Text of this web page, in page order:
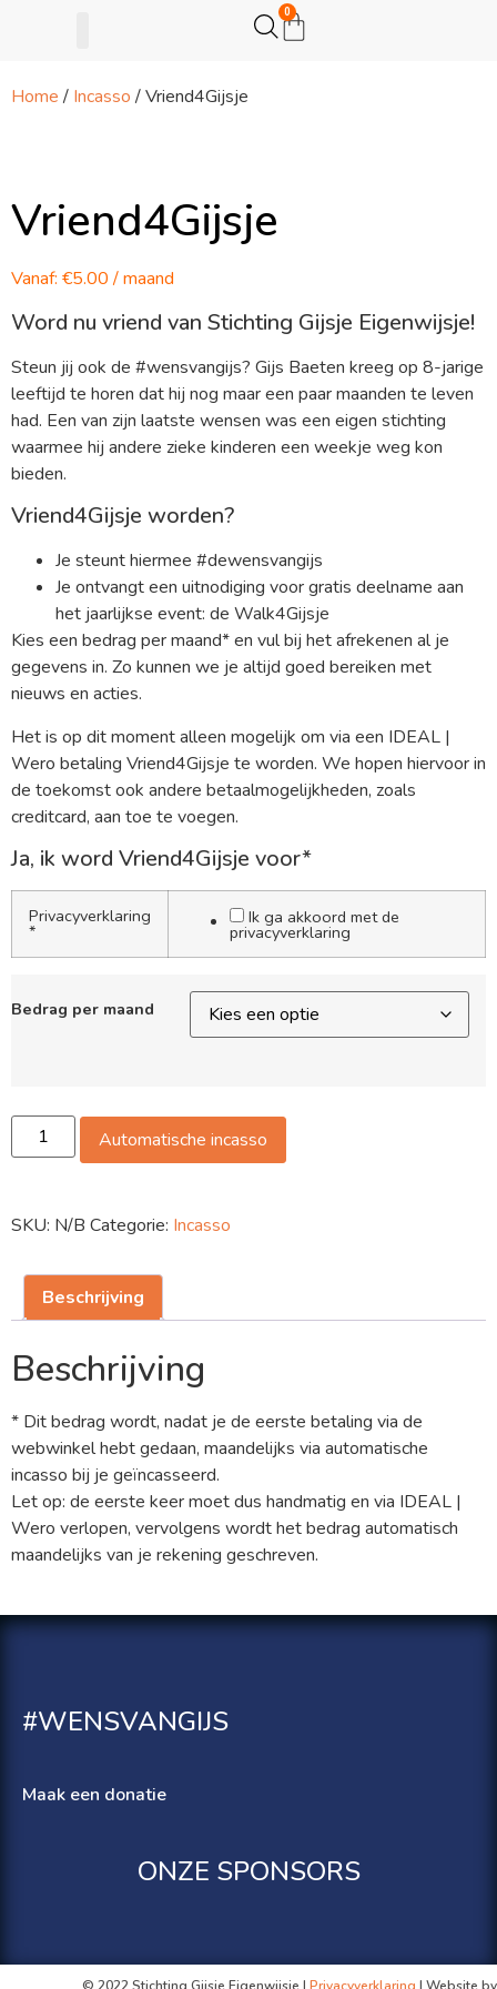
0
Home / Incasso / Vriend4Gijsje
Vriend4Gijsje
Vanaf: €5.00 / maand
Word nu vriend van Stichting Gijsje Eigenwijsje!
Steun jij ook de #wensvangijs? Gijs Baeten kreeg op 8-jarige
leeftijd te horen dat hij nog maar een paar maanden te leven
had. Een van zijn laatste wensen was een eigen stichting
waarmee hij andere zieke kinderen een weekje weg kon
bieden.
Vriend4Gijsje worden?
Je steunt hiermee #dewensvangijs
Je ontvangt een uitnodiging voor gratis deelname aan
het jaarlijkse event: de Walk4Gijsje
Kies een bedrag per maand* en vul bij het afrekenen al je
gegevens in. Zo kunnen we je altijd goed bereiken met
nieuws en acties.
Het is op dit moment alleen mogelijk om via een IDEAL |
Wero betaling Vriend4Gijsje te worden. We hopen hiervoor in
de toekomst ook andere betaalmogelijkheden, zoals
creditcard, aan toe te voegen.
Ja, ik word Vriend4Gijsje voor*
Privacyverklaring
*
Ik ga akkoord met de
privacyverklaring
Bedrag per maand
Automatische incasso
SKU: N/B Categorie: Incasso
Beschrijving
Beschrijving
* Dit bedrag wordt, nadat je de eerste betaling via de
webwinkel hebt gedaan, maandelijks via automatische
incasso bij je geïncasseerd.
Let op: de eerste keer moet dus handmatig en via IDEAL |
Wero verlopen, vervolgens wordt het bedrag automatisch
maandelijks van je rekening geschreven.
#WENSVANGIJS
Maak een donatie
ONZE SPONSORS